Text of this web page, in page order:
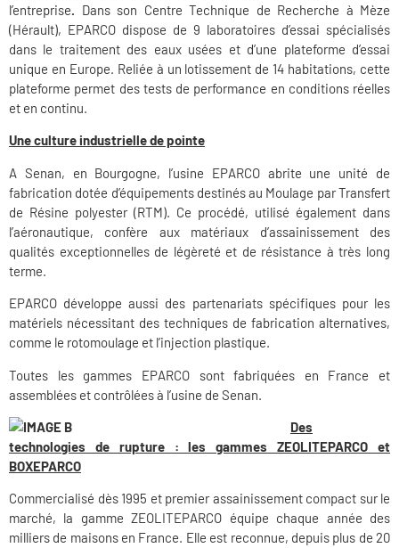
l’entreprise. Dans son Centre Technique de Recherche à Mèze
(Hérault), EPARCO dispose de 9 laboratoires d’essai spécialisés
dans le traitement des eaux usées et d’une plateforme d’essai
unique en Europe. Reliée à un lotissement de 14 habitations, cette
plateforme permet des tests de performance en conditions réelles
et en continu.
Une culture industrielle de pointe
A Senan, en Bourgogne, l’usine EPARCO abrite une unité de
fabrication dotée d’équipements destinés au Moulage par Transfert
de Résine polyester (RTM). Ce procédé, utilisé également dans
l’aéronautique, confère aux matériaux d’assainissement des
qualités exceptionnelles de légèreté et de résistance à très long
terme.
EPARCO développe aussi des partenariats spécifiques pour les
matériels nécessitant des techniques de fabrication alternatives,
comme le rotomoulage et l’injection plastique.
Toutes les gammes EPARCO sont fabriquées en France et
assemblées et contrôlées à l’usine de Senan.
Des
technologies de rupture : les gammes ZEOLITEPARCO et
BOXEPARCO
Commercialisé dès 1995 et premier assainissement compact sur le
marché, la gamme ZEOLITEPARCO équipe chaque année des
milliers de maisons en France. Elle est reconnue, depuis plus de 20